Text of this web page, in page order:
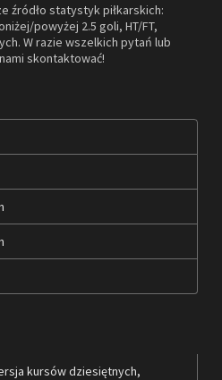
źródło statystyk piłkarskich:
powyżej 2.5 goli, HT/FT,
W razie wszelkich pytań lub
skontaktować!
kursów dziesiętnych,